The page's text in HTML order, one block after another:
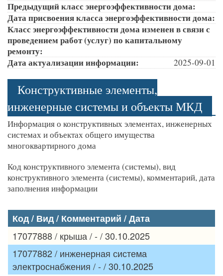
Предыдущий класс энергоэффективности дома:
Дата присвоения класса энергоэффективности дома:
Класс энергоэффективности дома изменен в связи с
проведением работ (услуг) по капитальному
ремонту:
Дата актуализации информации:
2025-09-01
Конструктивные элементы,
инженерные системы и объекты МКД
Информация о конструктивных элементах, инженерных
системах и объектах общего имущества
многоквартирного дома
Код конструктивного элемента (системы), вид
конструктивного элемента (системы), комментарий, дата
заполнения информации
Код / Вид / Комментарий / Дата
17077888 / крыша / - / 30.10.2025
17077882 / инженерная система
электроснабжения / - / 30.10.2025